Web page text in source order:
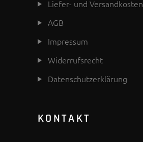
Liefer- und Versandkosten
AGB
Impressum
Widerrufsrecht
Datenschutzerklärung
KONTAKT